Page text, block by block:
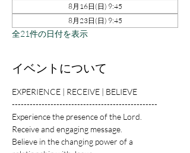
8月16日(日) 9:45
8月23日(日) 9:45
全21件の日付を表示
イベントについて
EXPERIENCE | RECEIVE | BELIEVE
-------------------------------------------------
Experience the presence of the Lord.
Receive and engaging message.
Believe in the changing power of a